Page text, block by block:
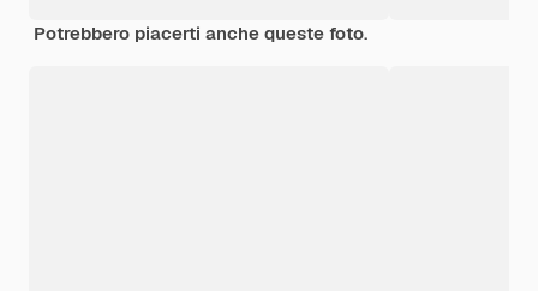
Potrebbero piacerti anche queste foto.